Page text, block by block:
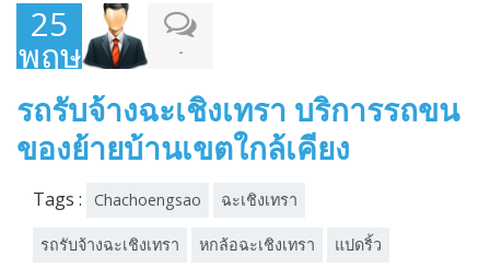
25
พฤษภาคม
2021
-
รถรับจ้างฉะเชิงเทรา บริการรถขน
ของย้ายบ้านเขตใกล้เคียง
Tags : Chachoengsao ฉะเชิงเทรา
รถรับจ้างฉะเชิงเทรา หกล้อฉะเชิงเทรา แปดริ้ว